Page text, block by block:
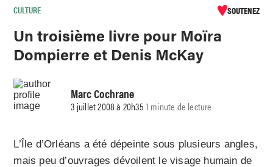
CULTURE SOUTENEZ
Un troisième livre pour Moïra
Dompierre et Denis McKay
Marc Cochrane
3 juillet 2008 à 20h35 1 minute de lecture
L’Île d’Orléans a été dépeinte sous plusieurs angles,
mais peu d’ouvrages dévoilent le visage humain de